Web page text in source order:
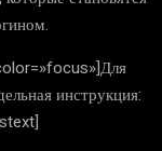
инструкция: